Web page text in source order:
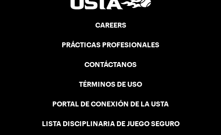
CAREERS
PRÁCTICAS PROFESIONALES
CONTÁCTANOS
TÉRMINOS DE USO
PORTAL DE CONEXIÓN DE LA USTA
LISTA DISCIPLINARIA DE JUEGO SEGURO